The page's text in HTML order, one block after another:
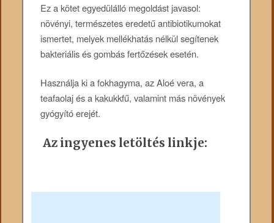
Ez a kötet egyedülálló megoldást javasol:
növényi, természetes eredetű antibiotikumokat
ismertet, melyek mellékhatás nélkül segítenek
bakteriális és gombás fertőzések esetén.
Használja ki a fokhagyma, az Aloé vera, a
teafaolaj és a kakukkfű, valamint más növények
gyógyító erejét.
Az ingyenes letöltés linkje: